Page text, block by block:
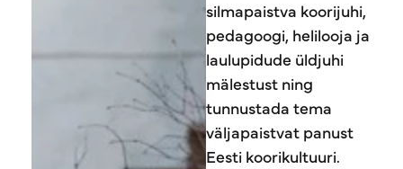
silmapaistva koorijuhi,
pedagoogi, helilooja ja
laulupidude üldjuhi
mälestust ning
tunnustada tema
väljapaistvat panust
Eesti koorikultuuri.